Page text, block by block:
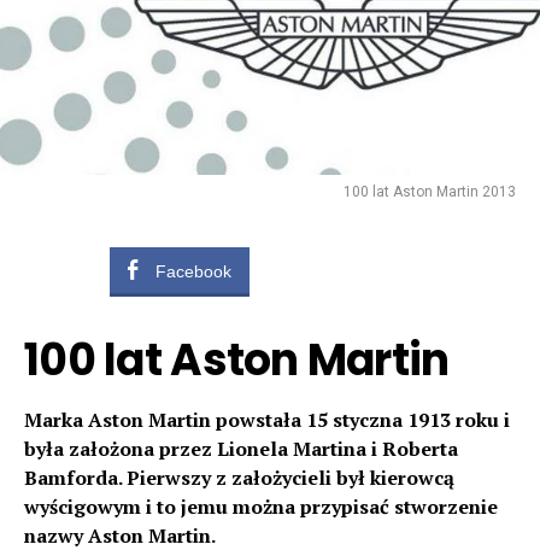
100 lat Aston Martin 2013
Facebook
100 lat Aston Martin
Marka Aston Martin powstała 15 styczna 1913 roku i
była założona przez Lionela Martina i Roberta
Bamforda. Pierwszy z założycieli był kierowcą
wyścigowym i to jemu można przypisać stworzenie
nazwy Aston Martin.